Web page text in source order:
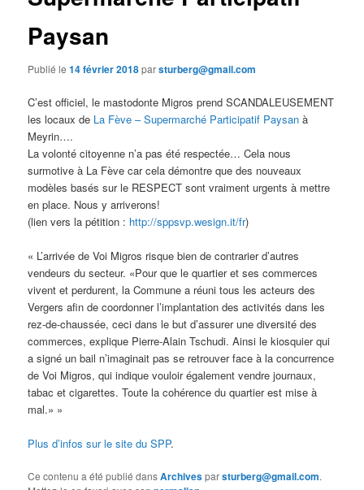
Paysan
Publié le14 février 2018parsturberg@gmail.com
C’est officiel, le mastodonte Migros prend SCANDALEUSEMENT
les locaux de La Fève – Supermarché Participatif Paysan à
Meyrin….
La volonté citoyenne n’a pas été respectée… Cela nous
surmotive à La Fève car cela démontre que des nouveaux
modèles basés sur le RESPECT sont vraiment urgents à mettre
en place. Nous y arriverons!
(lien vers la pétition : http://sppsvp.wesign.it/fr)
« L’arrivée de Voi Migros risque bien de contrarier d’autres
vendeurs du secteur. «Pour que le quartier et ses commerces
vivent et perdurent, la Commune a réuni tous les acteurs des
Vergers afin de coordonner l’implantation des activités dans les
rez-de-chaussée, ceci dans le but d’assurer une diversité des
commerces, explique Pierre-Alain Tschudi. Ainsi le kiosquier qui
a signé un bail n’imaginait pas se retrouver face à la concurrence
de Voi Migros, qui indique vouloir également vendre journaux,
tabac et cigarettes. Toute la cohérence du quartier est mise à
mal.» »
Plus d’infos sur le site du SPP.
Ce contenu a été publié dansArchivesparsturberg@gmail.com.